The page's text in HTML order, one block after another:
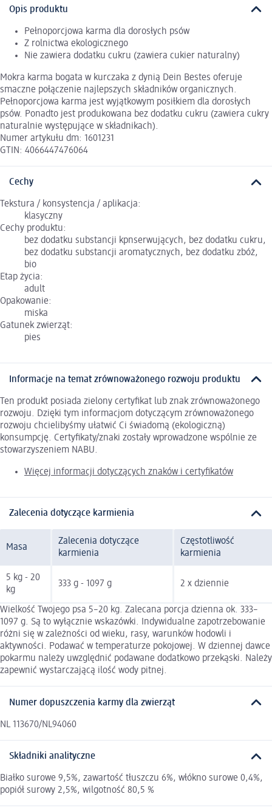
Opis produktu
Pełnoporcjowa karma dla dorosłych psów
Z rolnictwa ekologicznego
Nie zawiera dodatku cukru (zawiera cukier naturalny)
Mokra karma bogata w kurczaka z dynią Dein Bestes oferuje
smaczne połączenie najlepszych składników organicznych.
Pełnoporcjowa karma jest wyjątkowym posiłkiem dla dorosłych
psów. Ponadto jest produkowana bez dodatku cukru (zawiera cukry
naturalnie występujące w składnikach).
Numer artykułu dm: 1601231
GTIN: 4066447476064
Cechy
Tekstura / konsystencja / aplikacja:
klasyczny
Cechy produktu:
bez dodatku substancji kpnserwujących, bez dodatku cukru,
bez dodatku substancji aromatycznych, bez dodatku zbóż,
bio
Etap życia:
adult
Opakowanie:
miska
Gatunek zwierząt:
pies
Informacje na temat zrównoważonego rozwoju produktu
Ten produkt posiada zielony certyfikat lub znak zrównoważonego
rozwoju. Dzięki tym informacjom dotyczącym zrównoważonego
rozwoju chcielibyśmy ułatwić Ci świadomą (ekologiczną)
konsumpcję. Certyfikaty/znaki zostały wprowadzone wspólnie ze
stowarzyszeniem NABU.
Więcej informacji dotyczących znaków i certyfikatów
Zalecenia dotyczące karmienia
Masa
Zalecenia dotyczące
karmienia
Częstotliwość
karmienia
5 kg - 20
kg
333 g - 1097 g 2 x dziennie
Wielkość Twojego psa 5–20 kg. Zalecana porcja dzienna ok. 333–
1097 g. Są to wyłącznie wskazówki. Indywidualne zapotrzebowanie
różni się w zależności od wieku, rasy, warunków hodowli i
aktywności. Podawać w temperaturze pokojowej. W dziennej dawce
pokarmu należy uwzględnić podawane dodatkowo przekąski. Należy
zapewnić wystarczającą ilość wody pitnej.
Numer dopuszczenia karmy dla zwierząt
NL 113670/NL94060
Składniki analityczne
Białko surowe 9,5%, zawartość tłuszczu 6%, włókno surowe 0,4%,
popiół surowy 2,5%, wilgotność 80,5 %